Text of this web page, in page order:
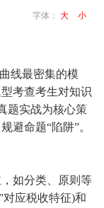
字体： 大 小
线最密集的模
考查考生对知识
题实战为核心策
避命题“陷阱”。
如分类、原则等
应税收特征)和